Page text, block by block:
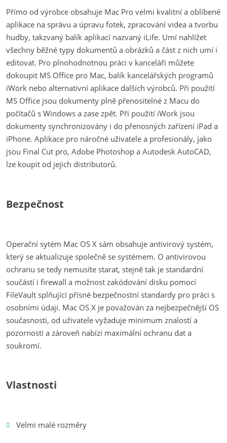
Přímo od výrobce obsahuje Mac Pro velmi kvalitní a oblíbené
aplikace na správu a úpravu fotek, zpracování videa a tvorbu
hudby, takzvaný balík aplikací nazvaný iLife. Umí nahlížet
všechny běžné typy dokumentů a obrázků a část z nich umí i
editovat. Pro plnohodnotnou práci v kanceláři můžete
dokoupit MS Office pro Mac, balík kancelářských programů
iWork nebo alternativní aplikace dalších výrobců. Při použití
MS Office jsou dokumenty plně přenositelné z Macu do
počítačů s Windows a zase zpět. Při použití iWork jsou
dokumenty synchronizovány i do přenosných zařízení iPad a
iPhone. Aplikace pro náročné uživatele a profesionály, jako
jsou Final Cut pro, Adobe Photoshop a Autodesk AutoCAD,
lze koupit od jejich distributorů.
Bezpečnost
Operační sytém Mac OS X sám obsahuje antivirový systém,
který se aktualizuje společně se systémem. O antivirovou
ochranu se tedy nemusíte starat, stejně tak je standardní
součástí i firewall a možnost zakódování disku pomocí
FileVault splňující přísné bezpečnostní standardy pro práci s
osobními údaji. Mac OS X je považován za nejbezpečnější OS
současnosti, od uživatele vyžaduje minimum znalostí a
pozornosti a zároveň nabízí maximální ochranu dat a
soukromí.
Vlastnosti
Velmi malé rozměry